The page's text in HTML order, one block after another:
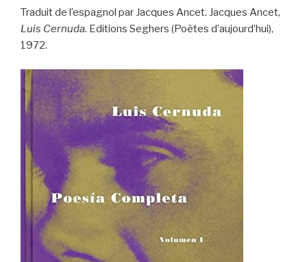
Traduit de l’espagnol par Jacques Ancet. Jacques Ancet,
Luis Cernuda. Editions Seghers (Poètes d’aujourd’hui),
1972.